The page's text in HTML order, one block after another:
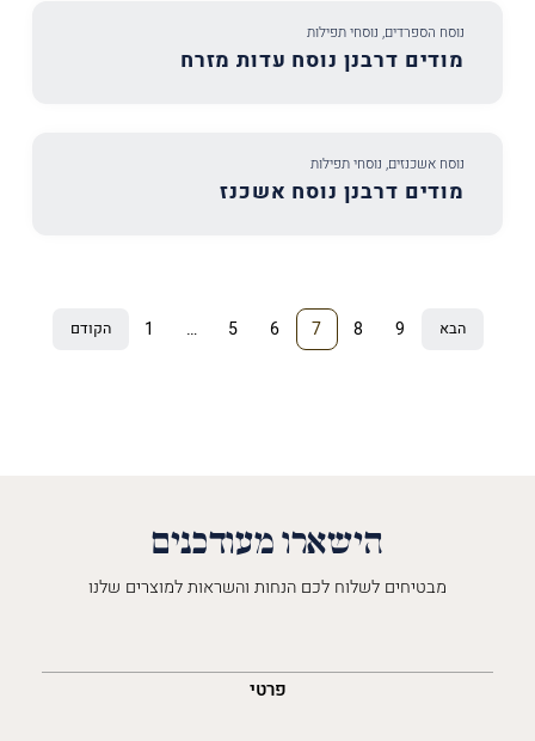
נוסח הספרדים, נוסחי תפילות
מודים דרבנן נוסח עדות מזרח
נוסח אשכנזים, נוסחי תפילות
מודים דרבנן נוסח אשכנז
ניווטהקודם דף1 … דף
5 דף
6 דף
7 דף
8 דף
9 הבא
הישארו מעודכנים
מבטיחים לשלוח לכם הנחות והשראות למוצרים שלנו
פרטי